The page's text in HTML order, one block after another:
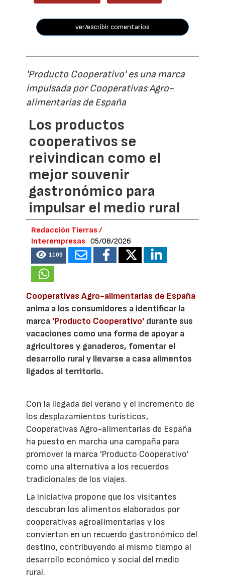
ver/escribir comentarios
'Producto Cooperativo' es una marca
impulsada por Cooperativas Agro-
alimentarias de España
Los productos
cooperativos se
reivindican como el
mejor souvenir
gastronómico para
impulsar el medio rural
Redacción Tierras /
Interempresas
05/08/2026
1109
Cooperativas Agro-alimentarias de España
anima a los consumidores a identificar la
marca 'Producto Cooperativo' durante sus
vacaciones como una forma de apoyar a
agricultores y ganaderos, fomentar el
desarrollo rural y llevarse a casa alimentos
ligados al territorio.
Con la llegada del verano y el incremento de
los desplazamientos turísticos,
Cooperativas Agro-alimentarias de España
ha puesto en marcha una campaña para
promover la marca 'Producto Cooperativo'
como una alternativa a los recuerdos
tradicionales de los viajes.
La iniciativa propone que los visitantes
descubran los alimentos elaborados por
cooperativas agroalimentarias y los
conviertan en un recuerdo gastronómico del
destino, contribuyendo al mismo tiempo al
desarrollo económico y social del medio
rural.